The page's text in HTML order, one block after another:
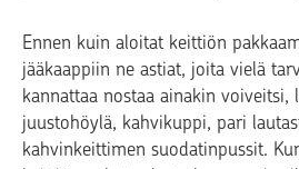
Ennen kuin aloitat keittiön
jääkaappiin ne astiat, joita vielä
kannattaa nostaa ainakin voiveitsi,
juustohöylä, kahvikuppi, pari
kahvinkeittimen suodatinpussit.